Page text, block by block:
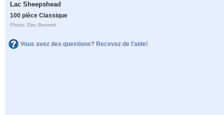
Lac Sheepshead
100 pièce Classique
Photo: Dan Bennett
Vous avez des questions? Recevez de l'aide!